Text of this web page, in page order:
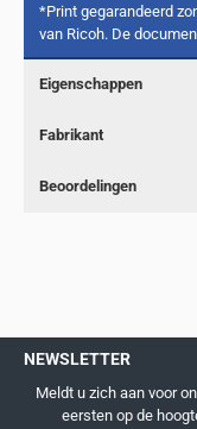
*Print gegarandeerd
van Ricoh. De
Eigenschappen
Fabrikant
Beoordelingen
NEWSLETTER
Meldt u zich aan voor
eersten op de